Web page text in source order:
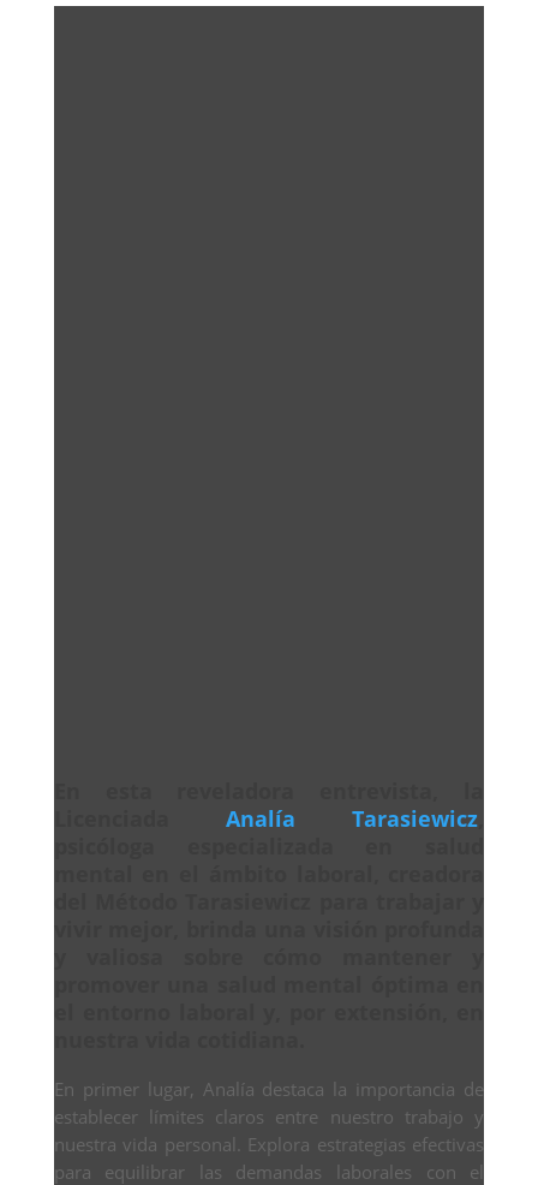
Analía Tarasiewicz
En primer lugar, Analía destaca la importancia de
establecer límites claros entre nuestro trabajo y
nuestra vida personal. Explora estrategias efectivas
para equilibrar las demandas laborales con el